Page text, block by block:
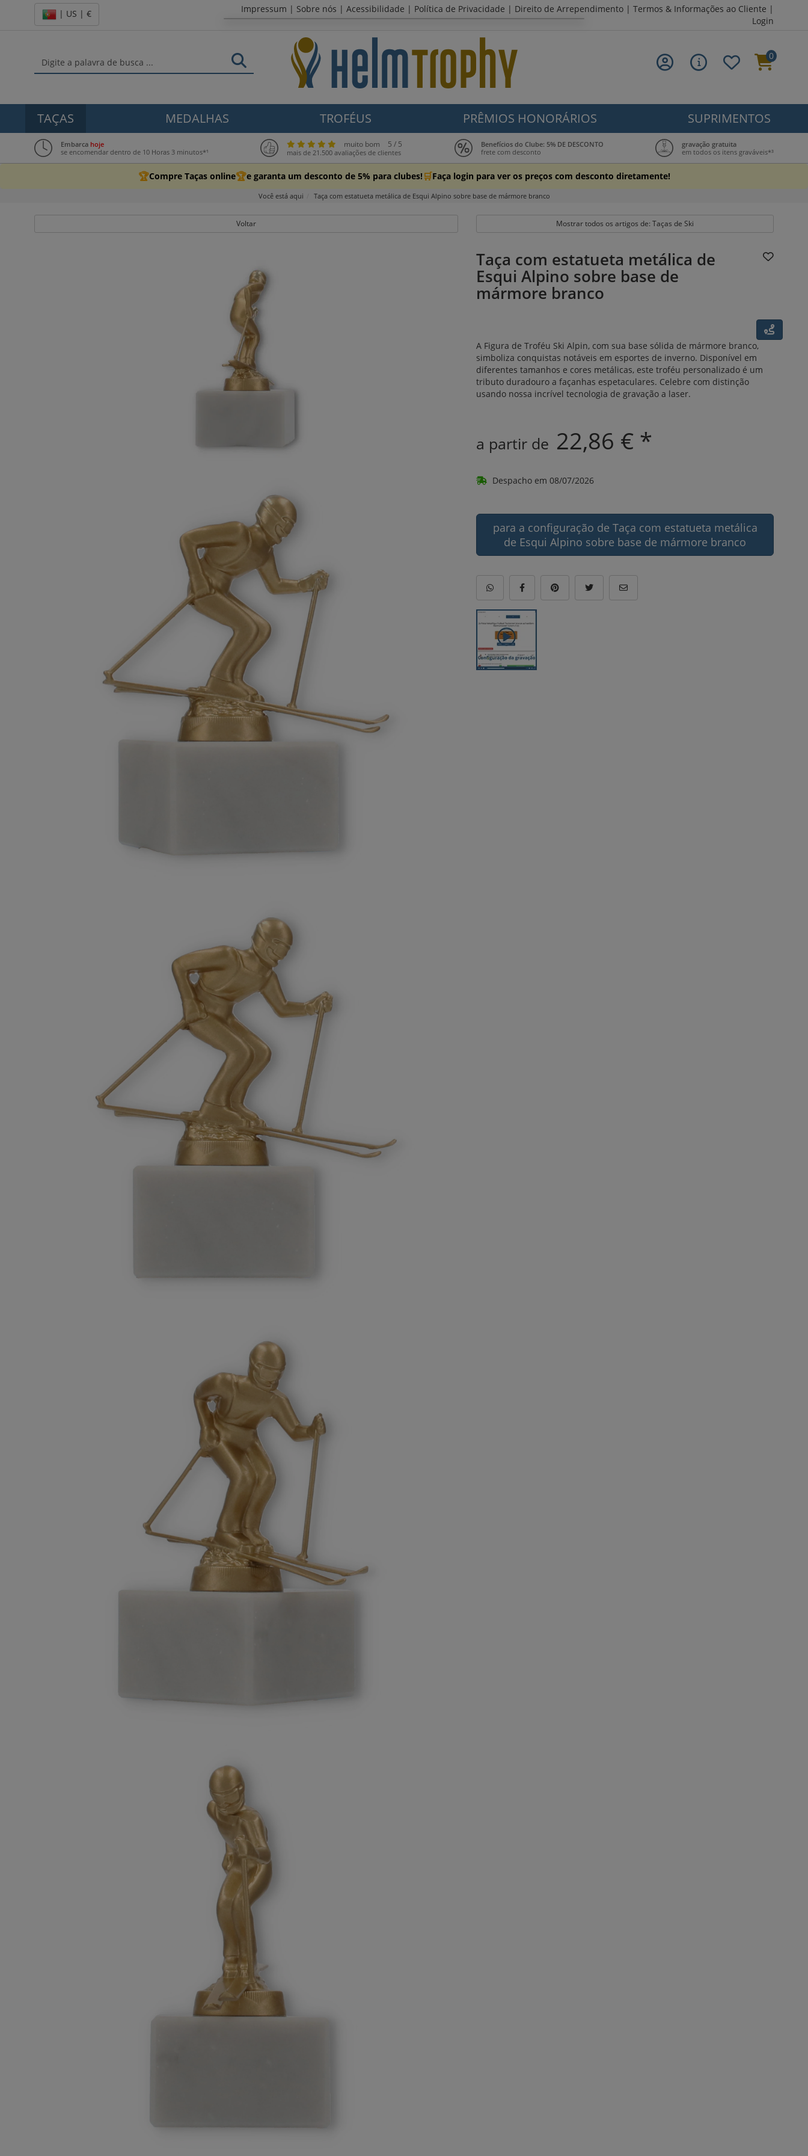
| US | € Impressum | Sobre nós | Acessibilidade | Política de Privacidade | Direito de Arrependimento | Termos & Informações ao Cliente |
Login
0
TAÇAS MEDALHAS TROFÉUS PRÊMIOS HONORÁRIOS SUPRIMENTOS
Embarca hoje
se encomendar dentro de 10 Horas 3 minutos*¹
muito bom 5 / 5
mais de 21.500 avaliações de clientes
Benefícios do Clube: 5% DE DESCONTO
frete com desconto
gravação gratuita
em todos os itens graváveis*³
🏆Compre Taças online🏆e garanta um desconto de 5% para clubes! 🛒Faça login para ver os preços com desconto diretamente!
Você está aqui Taça com estatueta metálica de Esqui Alpino sobre base de mármore branco
Voltar Mostrar todos os artigos de: Taças de Ski
Taça com estatueta metálica de
Esqui Alpino sobre base de
mármore branco
A Figura de Troféu Ski Alpin, com sua base sólida de mármore branco,
simboliza conquistas notáveis em esportes de inverno. Disponível em
diferentes tamanhos e cores metálicas, este troféu personalizado é um
tributo duradouro a façanhas espetaculares. Celebre com distinção
usando nossa incrível tecnologia de gravação a laser.
a partir de 22,86 € *
Despacho em 08/07/2026
para a configuração de Taça com estatueta metálica
de Esqui Alpino sobre base de mármore branco